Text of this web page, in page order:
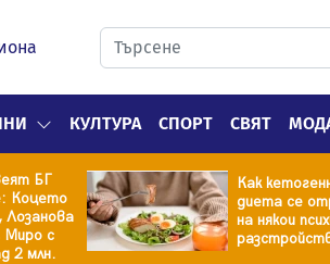
КУЛТУРА СПОРТ СВЯТ
БГ
Коцето
Лозанова
Миро с
2 млн.
Как
диета се
на някои